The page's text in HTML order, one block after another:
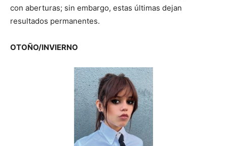
con aberturas; sin embargo, estas últimas dejan
resultados permanentes.
OTOÑO/INVIERNO